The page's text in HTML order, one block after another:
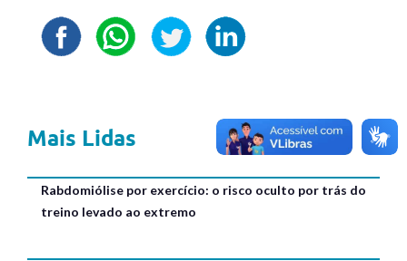
Mais Lidas
Rabdomiólise por exercício: o risco oculto por trás do
treino levado ao extremo